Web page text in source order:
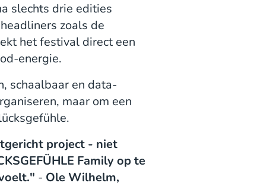
slechts drie edities
zoals de
het festival direct een
energie.
schaalbaar en data-
maar om een
project - niet
Family op te
- Ole Wilhelm,